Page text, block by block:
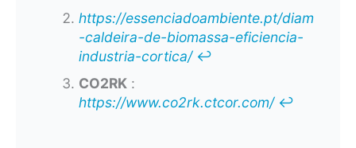
https://essenciadoambiente.pt/diam
-caldeira-de-biomassa-eficiencia-
industria-cortica/ ↩︎
CO2RK:
https://www.co2rk.ctcor.com/ ↩︎